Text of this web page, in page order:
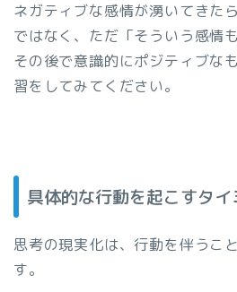
ネガティブな感情が湧いてきた
ではなく、ただ「そういう感情
その後で意識的にポジティブな
習をしてみてください。
具体的な行動を起こすタ
思考の現実化は、行動を伴うこ
す。